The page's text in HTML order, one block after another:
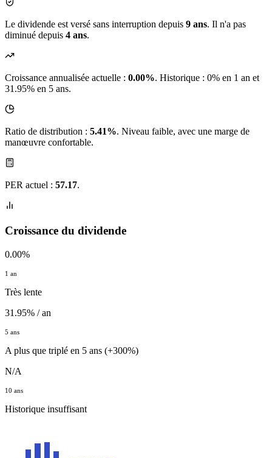
Le dividende est versé sans interruption depuis 9 ans. Il n'a pas
diminué depuis 4 ans.
Croissance annualisée actuelle : 0.00%. Historique : 0% en 1 an et
31.95% en 5 ans.
Ratio de distribution : 5.41%. Niveau faible, avec une marge de
manœuvre confortable.
PER actuel : 57.17.
Croissance du dividende
0.00%
1 an
Très lente
31.95% / an
5 ans
A plus que triplé en 5 ans (+300%)
N/A
10 ans
Historique insuffisant